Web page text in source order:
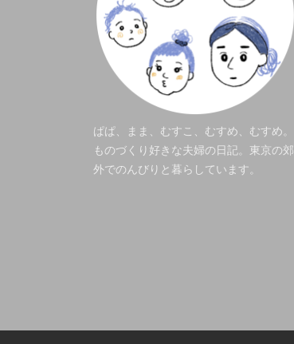
ぱぱ、まま、むすこ、むすめ、むすめ。
ものづくり好きな夫婦の日記。東京の郊
外でのんびりと暮らしています。